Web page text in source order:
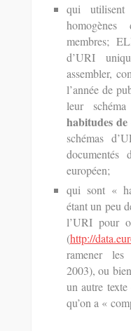
qui utilisent
membres;
d’URI
assembler,
l’année de
leur
habitudes
schémas
documentés
européen;
qui sont «
étant un peu
l’URI pour
(http://
ramener les
2003), ou
un autre
qu’on a «